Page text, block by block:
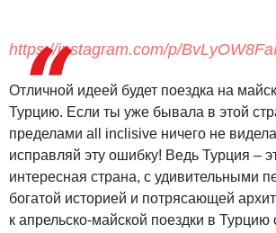
https://instagram.com/p/
Отличной идеей будет поездка на
Турцию. Если ты уже бывала в этой
пределами all inclisive ничего не
исправляй эту ошибку! Ведь Турция –
интересная страна, с удивительными
богатой историей и потрясающей
к апрельско-майской поездки в Турцию